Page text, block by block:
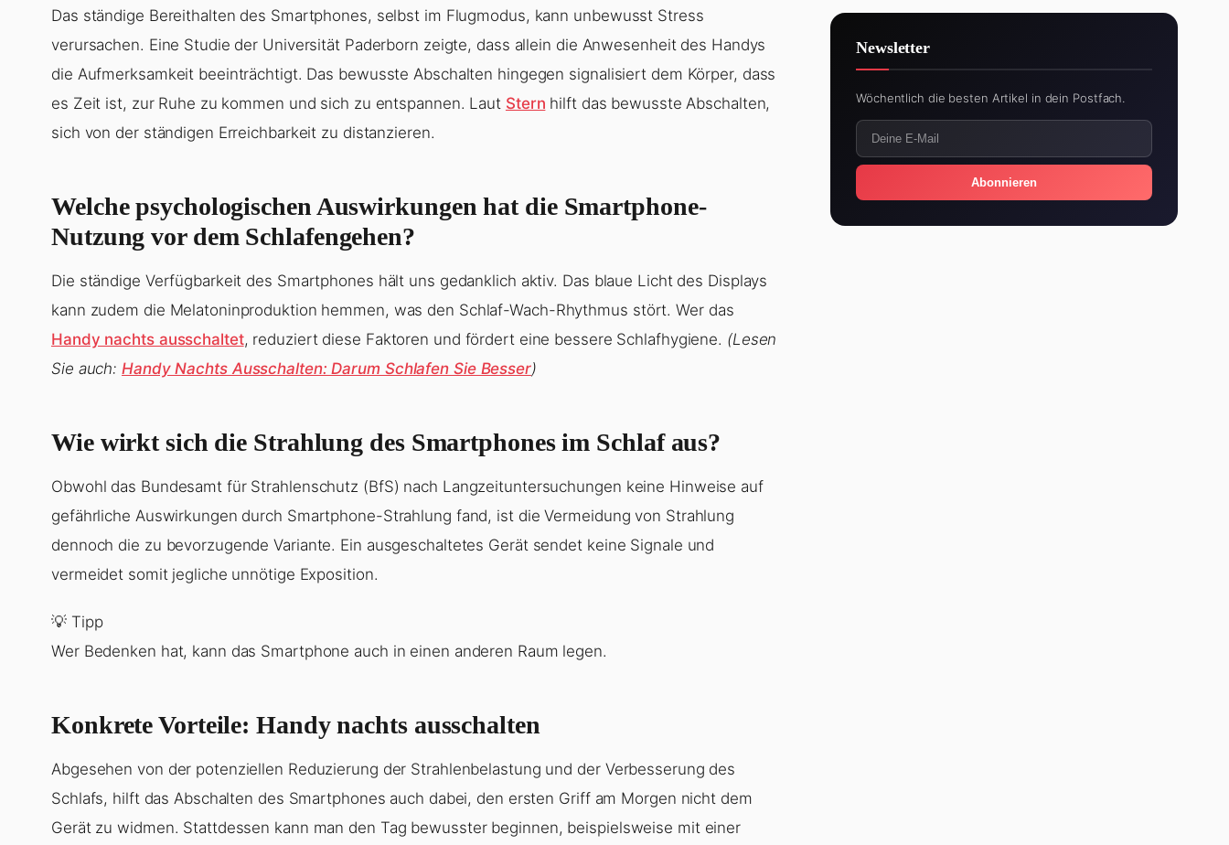
Das ständige Bereithalten des Smartphones, selbst im Flugmodus, kann unbewusst Stress
verursachen. Eine Studie der Universität Paderborn zeigte, dass allein die Anwesenheit des Handys
die Aufmerksamkeit beeinträchtigt. Das bewusste Abschalten hingegen signalisiert dem Körper, dass
es Zeit ist, zur Ruhe zu kommen und sich zu entspannen. Laut Stern hilft das bewusste Abschalten,
sich von der ständigen Erreichbarkeit zu distanzieren.
Welche psychologischen Auswirkungen hat die Smartphone-
Nutzung vor dem Schlafengehen?
Die ständige Verfügbarkeit des Smartphones hält uns gedanklich aktiv. Das blaue Licht des Displays
kann zudem die Melatoninproduktion hemmen, was den Schlaf-Wach-Rhythmus stört. Wer das
Handy nachts ausschaltet, reduziert diese Faktoren und fördert eine bessere Schlafhygiene. (Lesen
Sie auch:Handy Nachts Ausschalten: Darum Schlafen Sie Besser)
Wie wirkt sich die Strahlung des Smartphones im Schlaf aus?
Obwohl das Bundesamt für Strahlenschutz (BfS) nach Langzeituntersuchungen keine Hinweise auf
gefährliche Auswirkungen durch Smartphone-Strahlung fand, ist die Vermeidung von Strahlung
dennoch die zu bevorzugende Variante. Ein ausgeschaltetes Gerät sendet keine Signale und
vermeidet somit jegliche unnötige Exposition.
💡 Tipp
Wer Bedenken hat, kann das Smartphone auch in einen anderen Raum legen.
Konkrete Vorteile: Handy nachts ausschalten
Abgesehen von der potenziellen Reduzierung der Strahlenbelastung und der Verbesserung des
Schlafs, hilft das Abschalten des Smartphones auch dabei, den ersten Griff am Morgen nicht dem
Gerät zu widmen. Stattdessen kann man den Tag bewusster beginnen, beispielsweise mit einer
Newsletter
Wöchentlich die besten Artikel in dein Postfach.
Abonnieren